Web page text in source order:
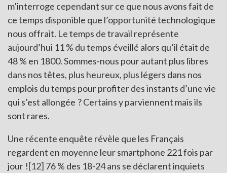
m’interroge cependant sur ce que nous avons fait de
ce temps disponible que l’opportunité technologique
nous offrait. Le temps de travail représente
aujourd’hui 11 % du temps éveillé alors qu’il était de
48 % en 1800. Sommes-nous pour autant plus libres
dans nos têtes, plus heureux, plus légers dans nos
emplois du temps pour profiter des instants d’une vie
qui s’est allongée ? Certains y parviennent mais ils
sont rares.
Une récente enquête révèle que les Français
regardent en moyenne leur smartphone 221 fois par
jour ![12] 76 % des 18-24 ans se déclarent inquiets